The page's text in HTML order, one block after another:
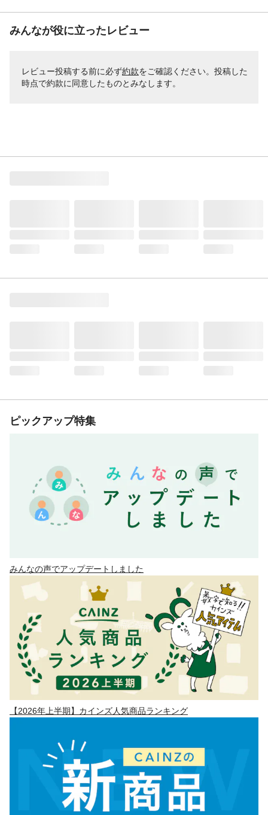
みんなが役に立ったレビュー
レビュー投稿する前に必ず約款をご確認ください。投稿した
時点で約款に同意したものとみなします。
ピックアップ特集
みんなの声でアップデートしました
【2026年上半期】カインズ人気商品ランキング